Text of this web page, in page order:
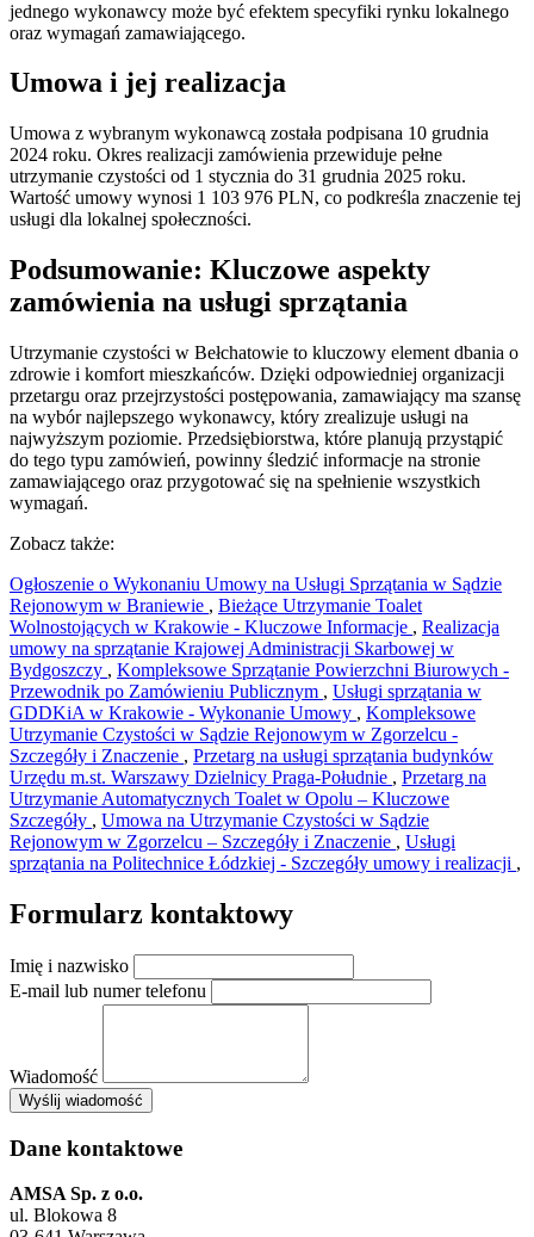
jednego wykonawcy może być efektem specyfiki rynku lokalnego
oraz wymagań zamawiającego.
Umowa i jej realizacja
Umowa z wybranym wykonawcą została podpisana 10 grudnia
2024 roku. Okres realizacji zamówienia przewiduje pełne
utrzymanie czystości od 1 stycznia do 31 grudnia 2025 roku.
Wartość umowy wynosi 1 103 976 PLN, co podkreśla znaczenie tej
usługi dla lokalnej społeczności.
Podsumowanie: Kluczowe aspekty
zamówienia na usługi sprzątania
Utrzymanie czystości w Bełchatowie to kluczowy element dbania o
zdrowie i komfort mieszkańców. Dzięki odpowiedniej organizacji
przetargu oraz przejrzystości postępowania, zamawiający ma szansę
na wybór najlepszego wykonawcy, który zrealizuje usługi na
najwyższym poziomie. Przedsiębiorstwa, które planują przystąpić
do tego typu zamówień, powinny śledzić informacje na stronie
zamawiającego oraz przygotować się na spełnienie wszystkich
wymagań.
Zobacz także:
Ogłoszenie o Wykonaniu Umowy na Usługi Sprzątania w Sądzie
Rejonowym w Braniewie , Bieżące Utrzymanie Toalet
Wolnostojących w Krakowie - Kluczowe Informacje , Realizacja
umowy na sprzątanie Krajowej Administracji Skarbowej w
Bydgoszczy , Kompleksowe Sprzątanie Powierzchni Biurowych -
Przewodnik po Zamówieniu Publicznym , Usługi sprzątania w
GDDKiA w Krakowie - Wykonanie Umowy , Kompleksowe
Utrzymanie Czystości w Sądzie Rejonowym w Zgorzelcu -
Szczegóły i Znaczenie , Przetarg na usługi sprzątania budynków
Urzędu m.st. Warszawy Dzielnicy Praga-Południe , Przetarg na
Utrzymanie Automatycznych Toalet w Opolu – Kluczowe
Szczegóły , Umowa na Utrzymanie Czystości w Sądzie
Rejonowym w Zgorzelcu – Szczegóły i Znaczenie , Usługi
sprzątania na Politechnice Łódzkiej - Szczegóły umowy i realizacji ,
Formularz kontaktowy
Imię i nazwisko
E-mail lub numer telefonu
Wiadomość
Wyślij wiadomośćAMSA Sp. z o.o. - ul. Blokowa 8, Warszawa
+
−
Dane kontaktowe
AMSA Sp. z o.o.
ul. Blokowa 8